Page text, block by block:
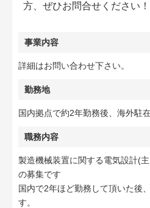
方、ぜひお問合せください！
事業内容
詳細はお問い合わせ下さい。
勤務地
国内拠点で約2年勤務後、海外駐
職務内容
製造機械装置に関する電気設計(
の募集です
国内で2年ほど勤務して頂いた後
す。